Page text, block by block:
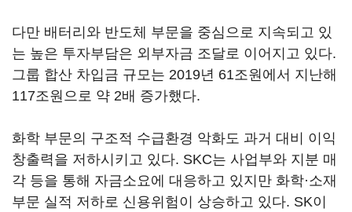
다만 배터리와 반도체 부문을 중심으로 지속되고 있
는 높은 투자부담은 외부자금 조달로 이어지고 있다.
그룹 합산 차입금 규모는 2019년 61조원에서 지난해
117조원으로 약 2배 증가했다.
화학 부문의 구조적 수급환경 악화도 과거 대비 이익
창출력을 저하시키고 있다. SKC는 사업부와 지분 매
각 등을 통해 자금소요에 대응하고 있지만 화학·소재
부문 실적 저하로 신용위험이 상승하고 있다. SK이